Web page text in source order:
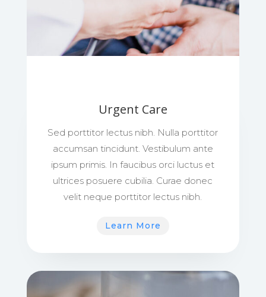
Urgent Care
Sed porttitor lectus nibh. Nulla porttitor
accumsan tincidunt. Vestibulum ante
ipsum primis. In faucibus orci luctus et
ultrices posuere cubilia. Curae donec
velit neque porttitor lectus nibh.
Learn More